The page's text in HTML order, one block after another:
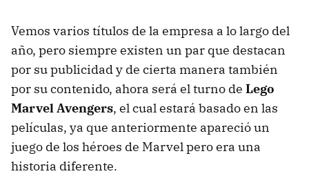
Vemos varios títulos de la empresa a lo largo del
año, pero siempre existen un par que destacan
por su publicidad y de cierta manera también
por su contenido, ahora será el turno de Lego
Marvel Avengers, el cual estará basado en las
películas, ya que anteriormente apareció un
juego de los héroes de Marvel pero era una
historia diferente.